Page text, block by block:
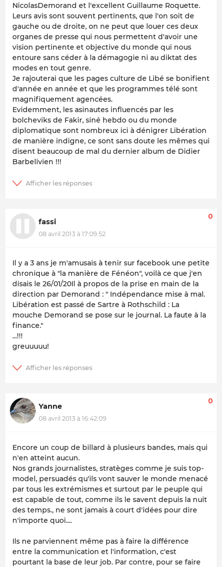
NicolasDemorand et l'excellent Guillaume Roquette.
Leurs avis sont souvent pertinents, que l'on soit de
gauche ou de droite, on ne peut que louer ces deux
organes de presse qui nous permettent d'avoir une
vision pertinente et objective du monde qui nous
entoure sans céder à la démagogie ni au diktat des
modes en tout genre.
Je rajouterai que les pages culture de Libé se bonifient
d'année en année et que les programmes télé sont
magnifiquement agencées.
Evidemment, les asinautes influencés par les
bolcheviks de Fakir, siné hebdo ou du monde
diplomatique sont nombreux ici à dénigrer Libération
de manière indigne, ce sont sans doute les mêmes qui
disent beaucoup de mal du dernier album de Didier
Barbelivien !!!
fassi
08 avril 2013 à 17:09:52
0
Il y a 3 ans je m'amusais à tenir sur facebook une petite
chronique à "la manière de Fénéon", voilà ce que j'en
disais le 26/01/20Il à propos de la prise en main de la
direction par Demorand : " Indépendance mise à mal.
Libération est passé de Sartre à Rothschild : La
mouche Demorand se pose sur le journal. La faute à la
finance."
...!!!
greuuuuu!
Yanne
08 avril 2013 à 16:42:09
0
Encore un coup de billard à plusieurs bandes, mais qui
n'en atteint aucun.
Nos grands journalistes, stratèges comme je suis top-
model, persuadés qu'ils vont sauver le monde menacé
par tous les extrémismes et surtout par le peuple qui
est capable de tout, comme ils le savent depuis la nuit
des temps., ne sont jamais à court d'idées pour dire
n'importe quoi....
Ils ne parviennent même pas à faire la différence
entre la communication et l'information, c'est
pourtant la base de leur job. Par contre, pour se faire